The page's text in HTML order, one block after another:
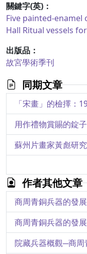
關鍵字(英)：
Five painted-enamel
Hall Ritual vessels
出版品：
故宮學術季刊
同期文章
蘇州片畫家黃彪研究
作者其他文章
商周青銅兵器的發
商周青銅兵器的發
院藏兵器概觀─商